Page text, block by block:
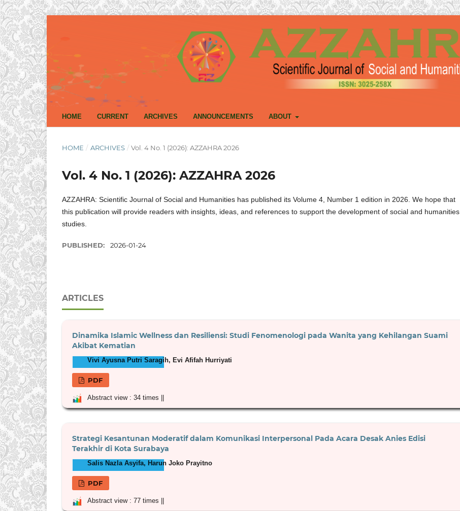
HOME CURRENT ARCHIVES ANNOUNCEMENTS ABOUT
HOME / ARCHIVES / Vol. 4 No. 1 (2026): AZZAHRA 2026
Vol. 4 No. 1 (2026): AZZAHRA 2026
AZZAHRA: Scientific Journal of Social and Humanities has published its Volume 4, Number 1 edition in 2026. We hope that
this publication will provide readers with insights, ideas, and references to support the development of social and humanities
studies.
PUBLISHED: 2026-01-24
ARTICLES
Dinamika Islamic Wellness dan Resiliensi: Studi Fenomenologi pada Wanita yang Kehilangan Suami
Akibat Kematian
Vivi Ayusna Putri Saragih, Evi Afifah Hurriyati
PDF
Abstract view : 34 times ||
Strategi Kesantunan Moderatif dalam Komunikasi Interpersonal Pada Acara Desak Anies Edisi
Terakhir di Kota Surabaya
Salis Nazla Asyifa, Harun Joko Prayitno
PDF
Abstract view : 77 times ||